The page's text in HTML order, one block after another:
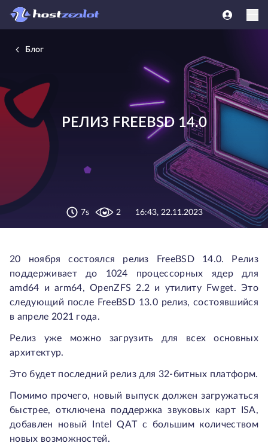
Блог
РЕЛИЗ FREEBSD 14.0
7s 2 16:43, 22.11.2023
20 ноября состоялся релиз FreeBSD 14.0. Релиз
поддерживает до 1024 процессорных ядер для
amd64 и arm64, OpenZFS 2.2 и утилиту Fwget. Это
следующий после FreeBSD 13.0 релиз, состоявшийся
в апреле 2021 года.
Релиз уже можно загрузить для всех основных
архитектур.
Это будет последний релиз для 32-битных платформ.
Помимо прочего, новый выпуск должен загружаться
быстрее, отключена поддержка звуковых карт ISA,
добавлен новый Intel QAT с большим количеством
новых возможностей.